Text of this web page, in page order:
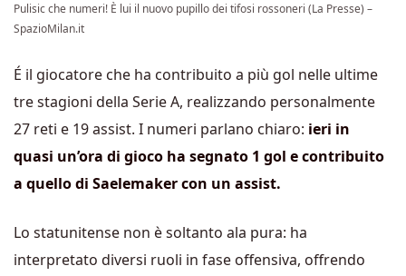
Pulisic che numeri! È lui il nuovo pupillo dei tifosi rossoneri (La Presse) –
SpazioMilan.it
É il giocatore che ha contribuito a più gol nelle ultime
tre stagioni della Serie A, realizzando personalmente
27 reti e 19 assist. I numeri parlano chiaro: ieri in
quasi un’ora di gioco ha segnato 1 gol e contribuito
a quello di Saelemaker con un assist.
Lo statunitense non è soltanto ala pura: ha
interpretato diversi ruoli in fase offensiva, offrendo